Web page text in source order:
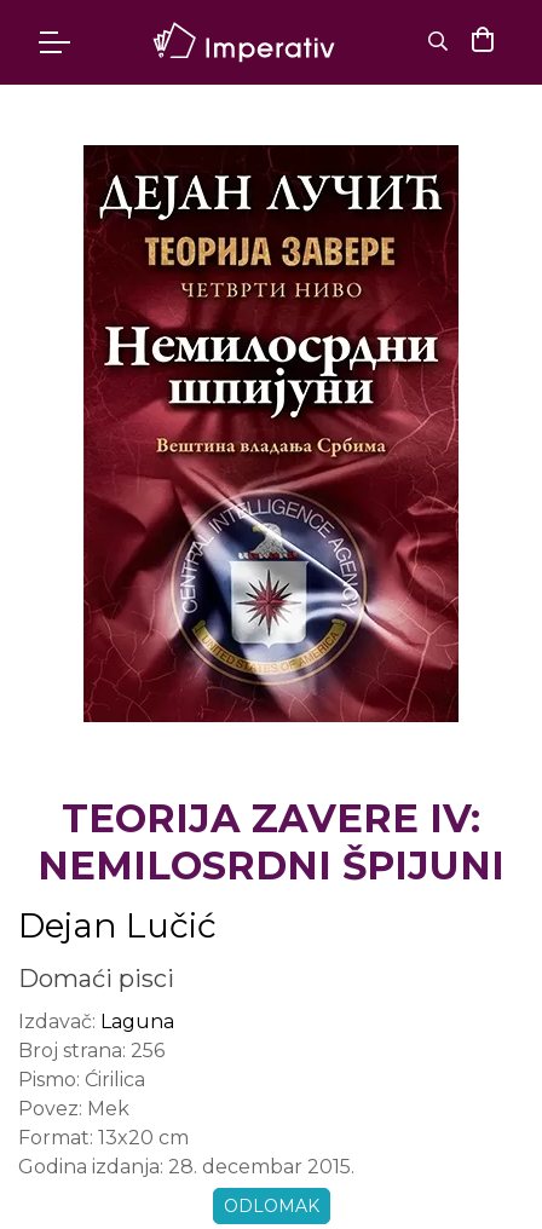
TEORIJA ZAVERE IV:
NEMILOSRDNI ŠPIJUNI
Dejan Lučić
Domaći pisci
Izdavač: Laguna
Broj strana: 256
Pismo: Ćirilica
Povez: Mek
Format: 13x20 cm
Godina izdanja: 28. decembar 2015.
ODLOMAK